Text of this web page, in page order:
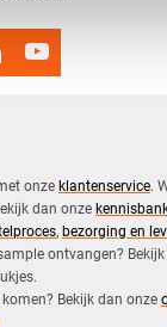
onze klantenservice.
dan onze
, bezorging en
ontvangen?
Bekijk dan onze